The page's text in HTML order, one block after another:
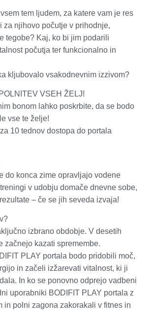
tem ljudem, za katere vam je res
za njihovo počutje v prihodnje,
tegobe? Kaj, ko bi jim podarili
počutja ter funkcionalno in
kljubovalo vsakodnevnim izzivom?
VSEH ŽELJ!
bonom lahko poskrbite, da se bodo
vse te želje!
za 10 tednov dostopa do portala
do konca zime opravljajo vodene
v udobju domače dnevne sobe,
– če se jih seveda izvaja!
izbrano obdobje. V desetih
začnejo kazati spremembe.
PLAY portala bodo pridobili moč,
in začeli izžarevati vitalnost, ki ji
In ko se ponovno odprejo vadbeni
uporabniki BODIFIT PLAY portala z
in polni zagona zakorakali v fitnes in